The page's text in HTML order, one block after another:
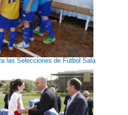
las Selecciones de Fútbol Sala